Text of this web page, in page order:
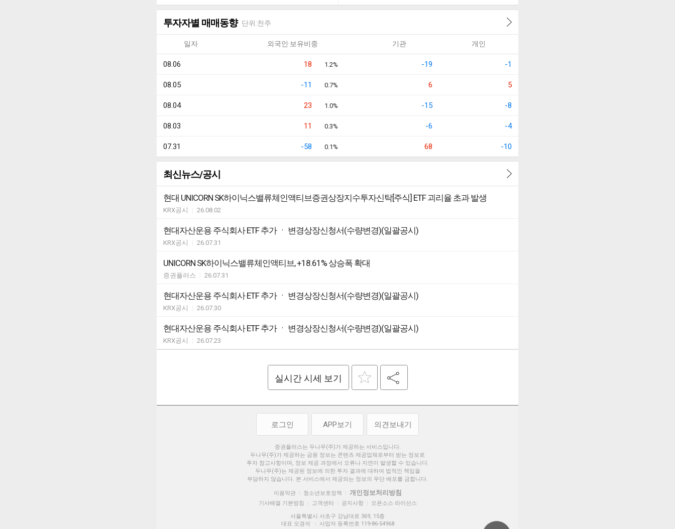
투자자별 매매동향 단위:천주
일자 외국인·보유비중 기관 개인
08.06 18 1.2% -19 -1
08.05 -11 0.7% 6 5
08.04 23 1.0% -15 -8
08.03 11 0.3% -6 -4
07.31 -58 0.1% 68 -10
최신뉴스/공시
현대 UNICORN SK하이닉스밸류체인액티브증권상장지수투자신탁[주식] ETF 괴리율 초과 발생
KRX공시 26.08.02
현대자산운용 주식회사 ETF 추가 ㆍ 변경상장신청서(수량변경)(일괄공시)
KRX공시 26.07.31
UNICORN SK하이닉스밸류체인액티브, +18.61% 상승폭 확대
증권플러스 26.07.31
현대자산운용 주식회사 ETF 추가 ㆍ 변경상장신청서(수량변경)(일괄공시)
KRX공시 26.07.30
현대자산운용 주식회사 ETF 추가 ㆍ 변경상장신청서(수량변경)(일괄공시)
KRX공시 26.07.23
실시간 시세 보기
로그인 APP보기 의견보내기
증권플러스는 두나무(주)가 제공하는 서비스입니다.
두나무(주)가 제공하는 금융 정보는 콘텐츠 제공업체로부터 받는 정보로
투자 참고사항이며, 정보 제공 과정에서 오류나 지연이 발생할 수 있습니다.
두나무(주)는 제공된 정보에 의한 투자 결과에 대하여 법적인 책임을
부담하지 않습니다. 본 서비스에서 제공되는 정보의 무단 배포를 금합니다.
이용약관 청소년보호정책 개인정보처리방침
기사배열 기본방침 고객센터 공지사항
오픈소스 라이선스
서울특별시 서초구 강남대로 369, 15층
대표 오경석
사업자 등록번호 119-86-54968